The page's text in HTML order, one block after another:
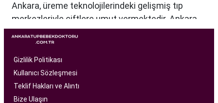
Ankara, üreme teknolojilerindeki gelişmiş tıp
merkezleriyle çiftlere umut vermektedir. Ankara
Tüp Bebek Merkezi, kısırlık sorunu yaşayan
çiftlere profesyonel ve bireysel bir yaklaşımla
hizmet sunan bir sağlık kuruluşudur. Modern
tıbbın son teknolojilerini kullanarak, çiftlere
başarılı tüp bebek tedavileri sunmayı amaçlar.
Gizlilik Politikası
Kullanıcı Sözleşmesi
Teklif Hakları ve Alıntı
Bize Ulaşın